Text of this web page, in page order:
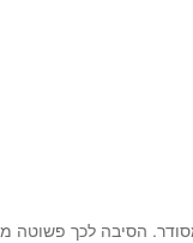
הסיבה לכך פשוטה